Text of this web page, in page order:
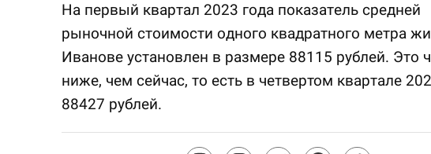
На первый квартал 2023 года показатель средней
рыночной стоимости одного квадратного метра
Иванове установлен в размере 88115 рублей. Это
ниже, чем сейчас, то есть в четвертом квартале
88427 рублей.